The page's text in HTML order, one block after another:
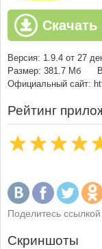
Версия: 1.9.4 от 27
Размер: 381.7 Мб
Официальный сайт:
Рейтинг
Поделитесь
Скриншоты